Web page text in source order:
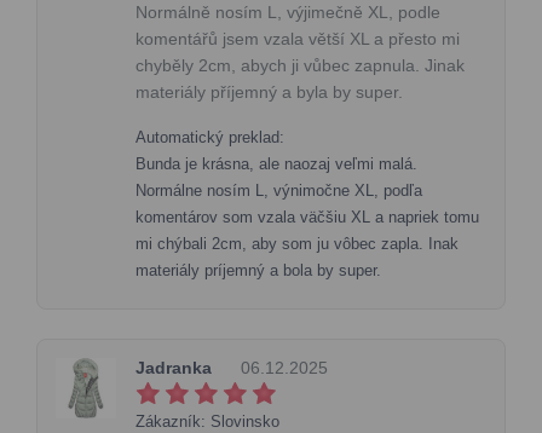
Normálně nosím L, výjimečně XL, podle
komentářů jsem vzala větší XL a přesto mi
chyběly 2cm, abych ji vůbec zapnula. Jinak
materiály příjemný a byla by super.
Automatický preklad:
Bunda je krásna, ale naozaj veľmi malá.
Normálne nosím L, výnimočne XL, podľa
komentárov som vzala väčšiu XL a napriek tomu
mi chýbali 2cm, aby som ju vôbec zapla. Inak
materiály príjemný a bola by super.
Jadranka 06.12.2025
Zákazník: Slovinsko